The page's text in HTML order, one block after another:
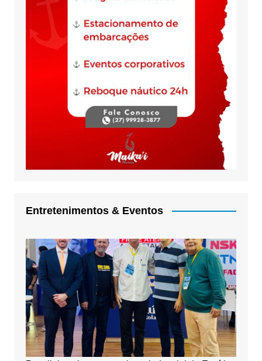
Entretenimentos & Eventos